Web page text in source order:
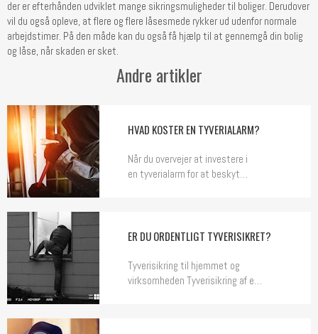
der er efterhånden udviklet mange sikringsmuligheder til boliger. Derudover
vil du også opleve, at flere og flere låsesmede rykker ud udenfor normale
arbejdstimer. På den måde kan du også få hjælp til at gennemgå din bolig
og låse, når skaden er sket.
Andre artikler
HVAD KOSTER EN TYVERIALARM?
Når du overvejer at investere i
en tyverialarm for at beskyt…
ER DU ORDENTLIGT TYVERISIKRET?
Tyverisikring til hjemmet og
virksomheden Tyverisikring af e…